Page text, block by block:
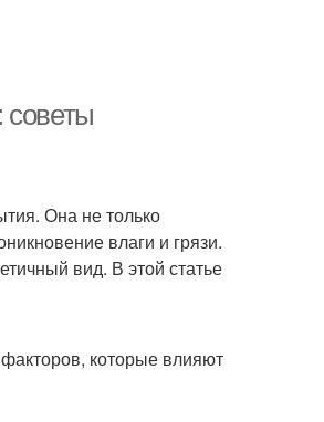
советы
Она не только
влаги и грязи.
вид. В этой статье
которые влияют